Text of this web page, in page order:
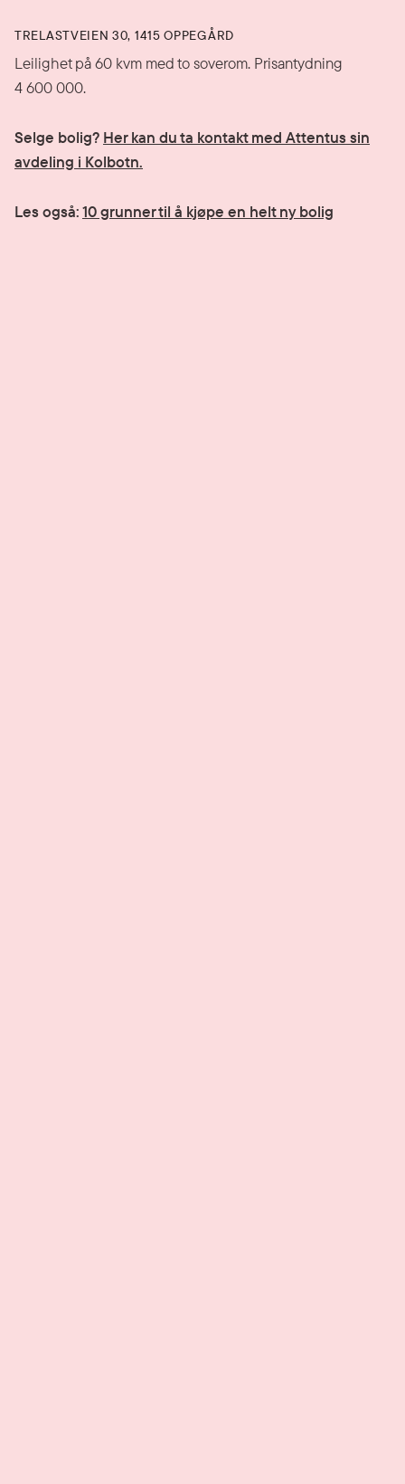
TRELASTVEIEN 30, 1415 OPPEGÅRD
Leilighet på 60 kvm med to soverom. Prisantydning
4 600 000.
Selge bolig? Her kan du ta kontakt med Attentus sin
avdeling i Kolbotn.
Les også:10 grunner til å kjøpe en helt ny bolig